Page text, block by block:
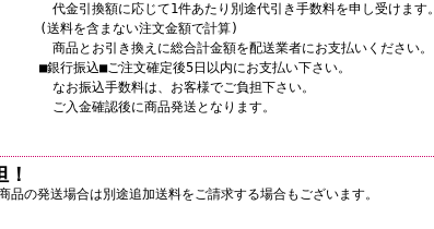
代金引換額に応じて1件あたり別途代引き手数料を申し受けます。
(送料を含まない注文金額で計算)
商品とお引き換えに総合計金額を配送業者にお支払いください。
■銀行振込■ご注文確定後5日以内にお支払い下さい。
なお振込手数料は、お客様でご負担下さい。
ご入金確認後に商品発送となります。
の発送場合は別途追加送料をご請求する場合もございます。